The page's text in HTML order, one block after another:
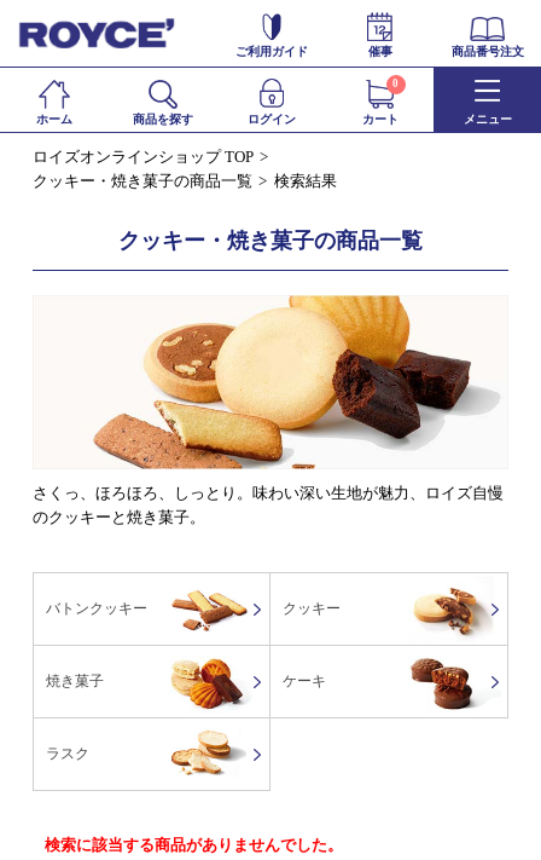
ご利用ガイド 催事 商品番号注文
ホーム 商品を探す ログイン カート
0
メニュー
ロイズオンラインショップ TOP
クッキー・焼き菓子の商品一覧
検索結果
クッキー・焼き菓子の商品一覧
さくっ、ほろほろ、しっとり。味わい深い生地が魅力、ロイズ自慢
のクッキーと焼き菓子。
バトンクッキー クッキー
焼き菓子 ケーキ
ラスク
検索に該当する商品がありませんでした。